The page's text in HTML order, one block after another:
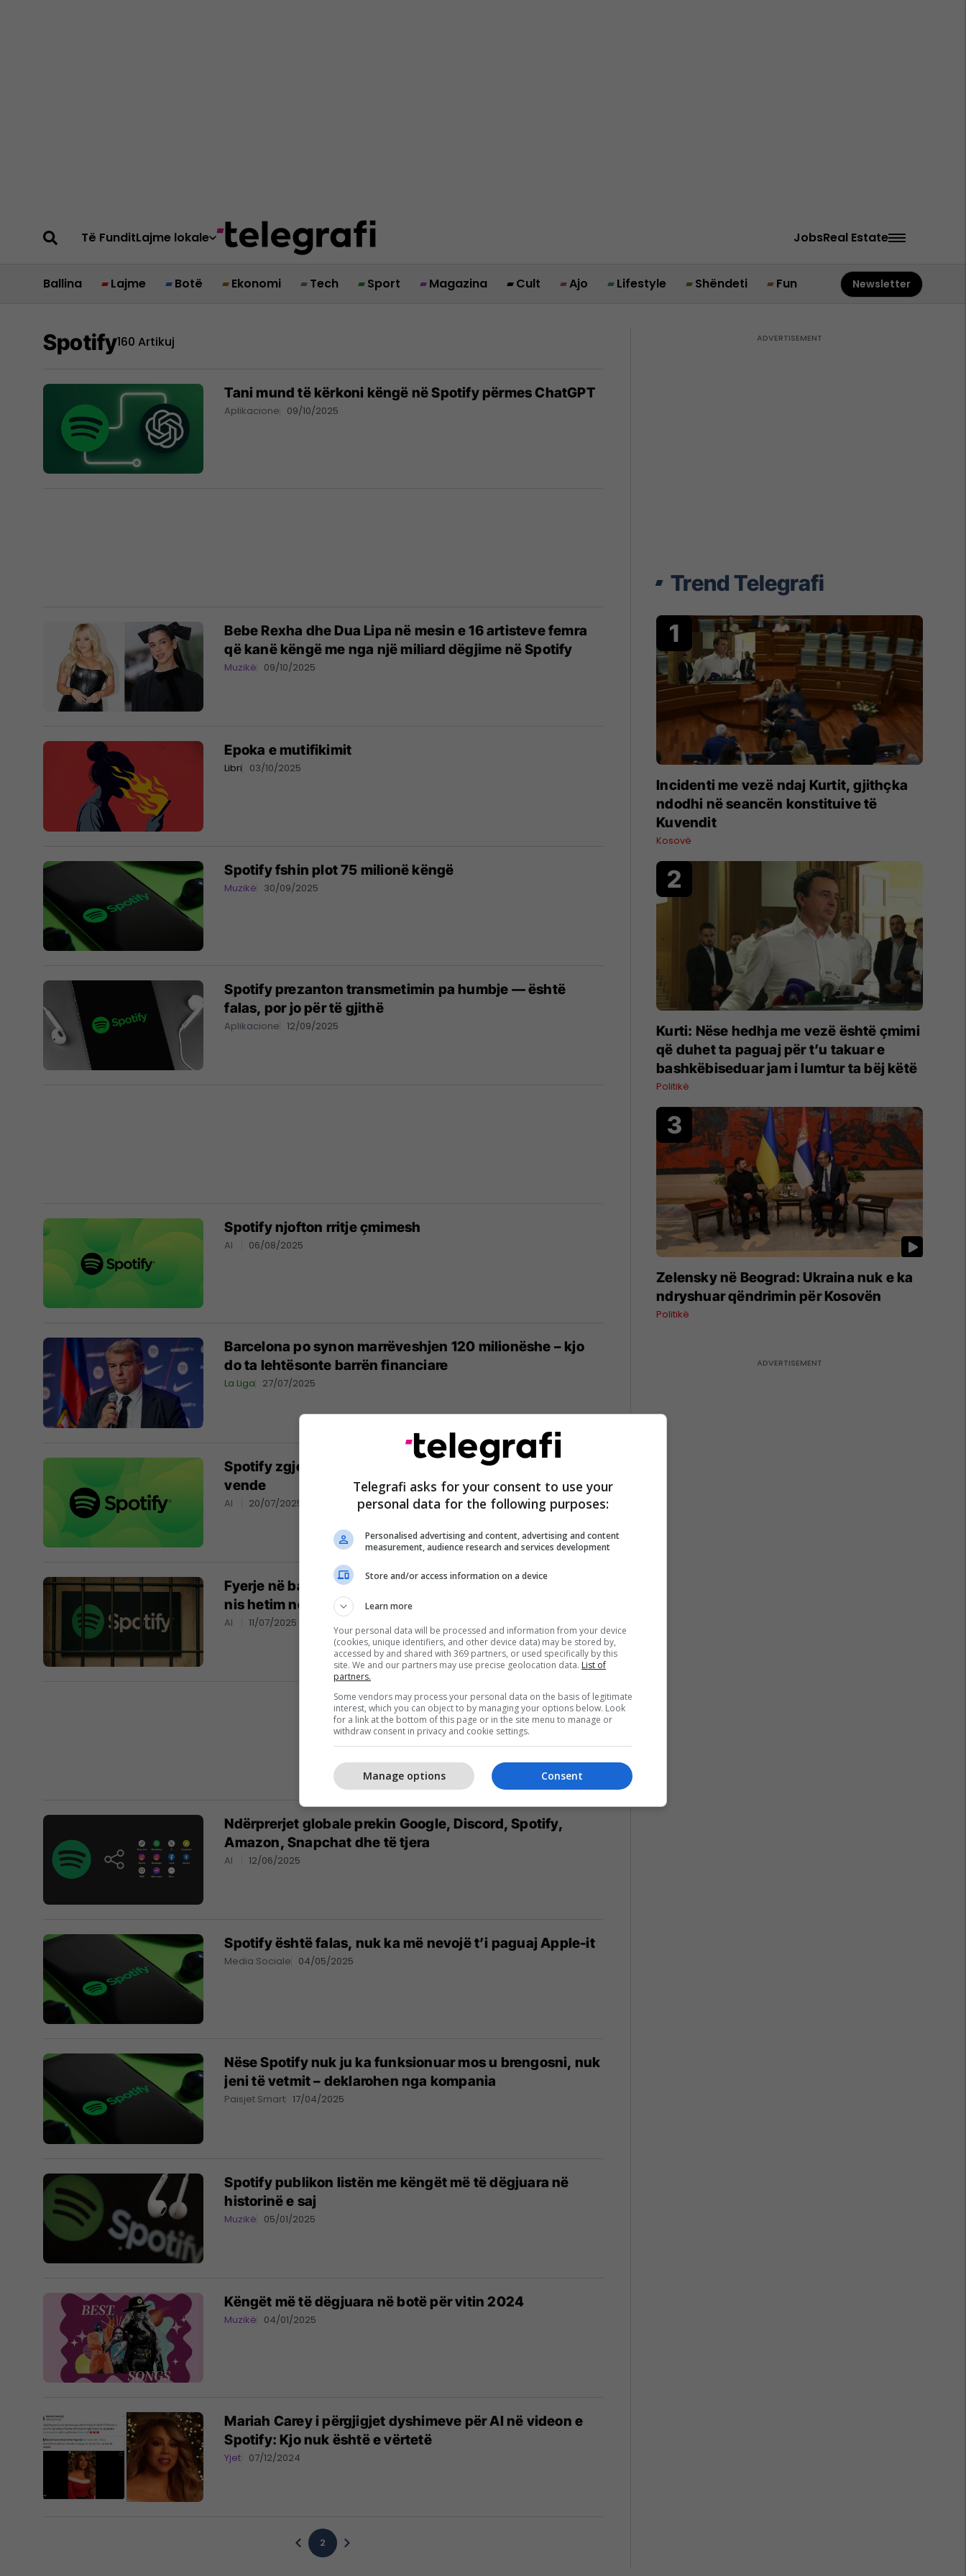
Të FunditLajme lokale JobsReal Estate
Ballina Lajme Botë Ekonomi Tech Sport Magazina Cult Ajo Lifestyle Shëndeti Fun Newsletter
Spotify160 Artikuj
Tani mund të kërkoni këngë në Spotify përmes ChatGPT
Aplikacione 09/10/2025
Bebe Rexha dhe Dua Lipa në mesin e 16 artisteve femra
që kanë këngë me nga një miliard dëgjime në Spotify
Muzikë 09/10/2025
Epoka e mutifikimit
Libri 03/10/2025
Spotify fshin plot 75 milionë këngë
Muzikë 30/09/2025
Spotify prezanton transmetimin pa humbje — është
falas, por jo për të gjithë
Aplikacione 12/09/2025
Spotify njofton rritje çmimesh
AI 06/08/2025
Barcelona po synon marrëveshjen 120 milionëshe – kjo
do ta lehtësonte barrën financiare
La Liga 27/07/2025
Spotify zgjeron shërbimin Audiobooks+ në më shumë
vende
AI 20/07/2025
Fyerje në baza fetare dhe tallje me Zonjën e Parë, Turqia
nis hetim ndaj Spotify
AI 11/07/2025
Ndërprerjet globale prekin Google, Discord, Spotify,
Amazon, Snapchat dhe të tjera
AI 12/06/2025
Spotify është falas, nuk ka më nevojë t’i paguaj Apple-it
Media Sociale 04/05/2025
Nëse Spotify nuk ju ka funksionuar mos u brengosni, nuk
jeni të vetmit – deklarohen nga kompania
Paisjet Smart 17/04/2025
Spotify publikon listën me këngët më të dëgjuara në
historinë e saj
Muzikë 05/01/2025
Këngët më të dëgjuara në botë për vitin 2024
Muzikë 04/01/2025
Mariah Carey i përgjigjet dyshimeve për AI në videon e
Spotify: Kjo nuk është e vërtetë
Yjet 07/12/2024
2
Trend Telegrafi
Incidenti me vezë ndaj Kurtit, gjithçka
ndodhi në seancën konstituive të
Kuvendit
Kosovë
Kurti: Nëse hedhja me vezë është çmimi
që duhet ta paguaj për t’u takuar e
bashkëbiseduar jam i lumtur ta bëj këtë
Politikë
Zelensky në Beograd: Ukraina nuk e ka
ndryshuar qëndrimin për Kosovën
Politikë
Telegrafi asks for your consent to use your
personal data for the following purposes:
Personalised advertising and content, advertising and content
measurement, audience research and services development
Store and/or access information on a device
Learn more
Your personal data will be processed and information from your device
(cookies, unique identifiers, and other device data) may be stored by,
accessed by and shared with 369 partners, or used specifically by this
site. We and our partners may use precise geolocation data. List of
partners.
Some vendors may process your personal data on the basis of legitimate
interest, which you can object to by managing your options below. Look
for a link at the bottom of this page or in the site menu to manage or
withdraw consent in privacy and cookie settings.
Consent
Manage options